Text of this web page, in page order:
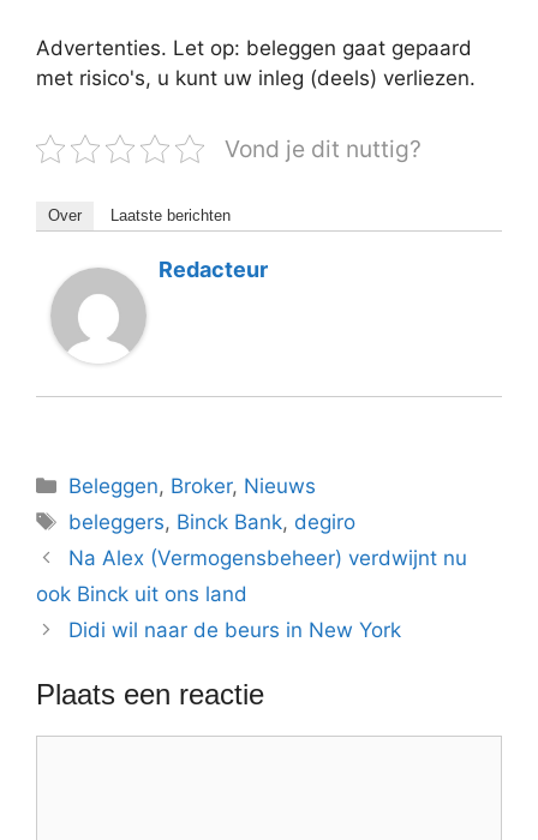
Advertenties. Let op: beleggen gaat gepaard
met risico's, u kunt uw inleg (deels) verliezen.
Vond je dit nuttig?
Over Laatste berichten
Redacteur
Categorieën
Beleggen, Broker, Nieuws
Tags
beleggers, Binck Bank, degiro
Na Alex (Vermogensbeheer) verdwijnt nu
ook Binck uit ons land
Didi wil naar de beurs in New York
Plaats een reactie